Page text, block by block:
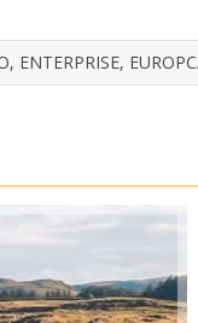
ENTERPRISE,